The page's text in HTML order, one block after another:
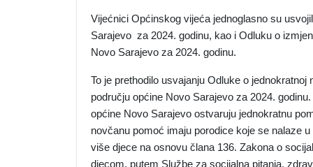
Vijećnici Općinskog vijeća jednoglasno su
Sarajevo za 2024. godinu, kao i Odluku o
Novo Sarajevo za 2024. godinu.
To je prethodilo usvajanju Odluke o
području općine Novo Sarajevo za 2024.
općine Novo Sarajevo ostvaruju jednokratnu
novčanu pomoć imaju porodice koje se nalaze
više djece na osnovu člana 136. Zakona o
djecom, putem Službe za socijalna pitanja,